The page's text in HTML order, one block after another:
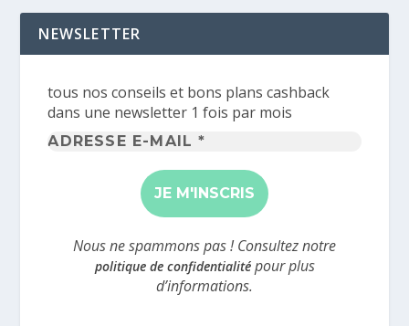
NEWSLETTER
tous nos conseils et bons plans cashback
dans une newsletter 1 fois par mois
Adresse
mail
*
Nous ne spammons pas ! Consultez notre
politique de confidentialitépour plus
d’informations.